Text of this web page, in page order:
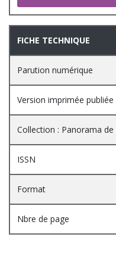
FICHE TECHNIQUE
Parution numérique
Version imprimée publiée
Collection : Panorama
ISSN
Format
Nbre de page